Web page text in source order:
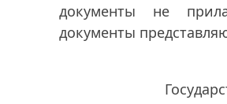
документы не
документы